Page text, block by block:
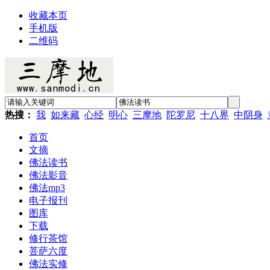
收藏本页
手机版
二维码
热搜： 我 如来藏 心经 明心 三摩地 陀罗尼 十八界 中阴身
首页
文摘
佛法读书
佛法影音
佛法mp3
电子报刊
图库
下载
修行茶馆
菩萨六度
佛法实修